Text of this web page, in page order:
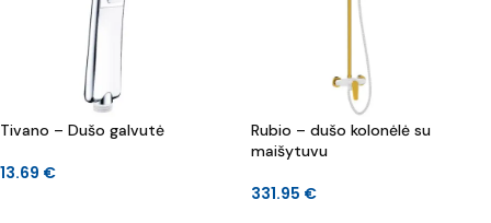
Tivano – Dušo galvutė
13.69 €
Rubio – dušo kolonėlė su
maišytuvu
331.95 €